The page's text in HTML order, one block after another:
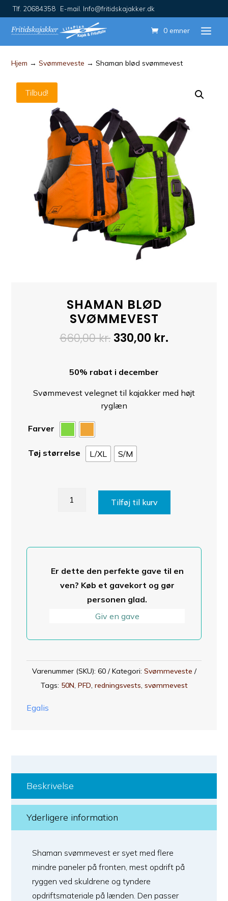
Tlf. 20684358 E-mail. Info@fritidskajakker.dk
0 emner
Hjem →Svømmeveste → Shaman blød svømmevest
Tilbud!
SHAMAN BLØD
SVØMMEVEST
660,00kr. Den
pris
var:
660,00 kr..
330,00 kr.
330,00 kr..
50% rabat i december
Svømmevest velegnet til kajakker med højt
ryglæn
Farver
Tøj størrelse L/XL S/M
Tilføj til kurv
Er dette den perfekte gave til en
ven? Køb et gavekort og gør
personen glad.
Giv en gave
Varenummer (SKU): 60 Kategori: Svømmeveste
Tags: 50N, PFD, redningsvests, svømmevest
Egalis
Beskrivelse
Yderligere information
Shaman svømmevest er syet med flere
mindre paneler på fronten, mest opdrift på
ryggen ved skuldrene og tyndere
opdriftsmateriale på lænden. Den passer